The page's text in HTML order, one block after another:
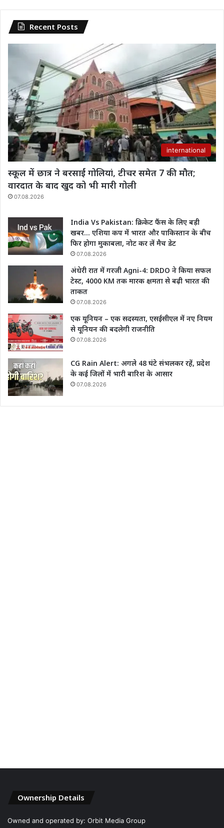
Recent Posts
international
स्कूल में छात्र ने बरसाईं गोलियां, टीचर समेत 7 की मौत;
वारदात के बाद खुद को भी मारी गोली
07.08.2026
India Vs Pakistan: क्रिकेट फैंस के लिए बड़ी
खबर… एशिया कप में भारत और पाकिस्तान के बीच
फिर होगा मुकाबला, नोट कर लें मैच डेट
07.08.2026
अंधेरी रात में गरजी Agni-4: DRDO ने किया सफल
टेस्ट, 4000 KM तक मारक क्षमता से बढ़ी भारत की
ताकत
07.08.2026
एक यूनियन – एक सदस्यता, एसईसीएल में नए नियम
से यूनियन की बदलेगी राजनीति
07.08.2026
CG Rain Alert: अगले 48 घंटे संभलकर रहें, प्रदेश
के कई जिलों में भारी बारिश के आसार
07.08.2026
Ownership Details
Owned and operated by: Orbit Media Group